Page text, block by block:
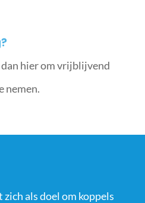
dan hier om vrijblijvend
nemen.
als doel om koppels